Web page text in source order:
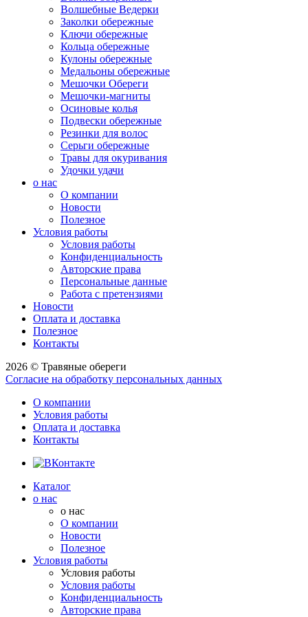
Волшебные Ведерки
Заколки обережные
Ключи обережные
Кольца обережные
Кулоны обережные
Медальоны обережные
Мешочки Обереги
Мешочки-магниты
Осиновые колья
Подвески обережные
Резинки для волос
Серьги обережные
Травы для окуривания
Удочки удачи
о нас
О компании
Новости
Полезное
Условия работы
Условия работы
Конфиденциальность
Авторские права
Персональные данные
Работа с претензиями
Новости
Оплата и доставка
Полезное
Контакты
2026 © Травяные обереги
Согласие на обработку персональных данных
О компании
Условия работы
Оплата и доставка
Контакты
Каталог
о нас
о нас
О компании
Новости
Полезное
Условия работы
Условия работы
Условия работы
Конфиденциальность
Авторские права